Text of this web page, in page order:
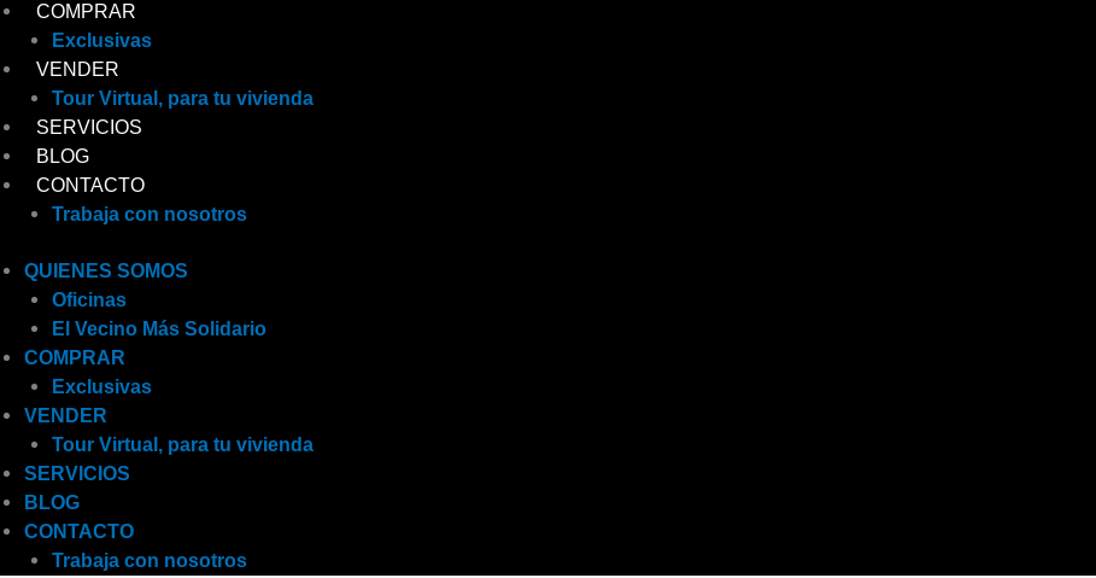
COMPRAR
Exclusivas
VENDER
Tour Virtual, para tu vivienda
SERVICIOS
BLOG
CONTACTO
Trabaja con nosotros
QUIENES SOMOS
Oficinas
El Vecino Más Solidario
COMPRAR
Exclusivas
VENDER
Tour Virtual, para tu vivienda
SERVICIOS
BLOG
CONTACTO
Trabaja con nosotros